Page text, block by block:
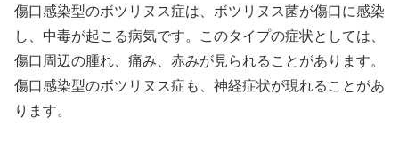
傷口感染型のボツリヌス症は、ボツリヌス菌が傷口に感染
し、中毒が起こる病気です。このタイプの症状としては、
傷口周辺の腫れ、痛み、赤みが見られることがあります。
傷口感染型のボツリヌス症も、神経症状が現れることがあ
ります。